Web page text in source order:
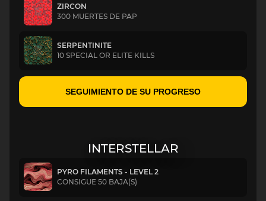
ZIRCON
300 MUERTES DE PAP
SERPENTINITE
10 SPECIAL OR ELITE KILLS
SEGUIMIENTO DE SU PROGRESO
INTERSTELLAR
PYRO FILAMENTS - LEVEL 2
CONSIGUE 50 BAJA(S)